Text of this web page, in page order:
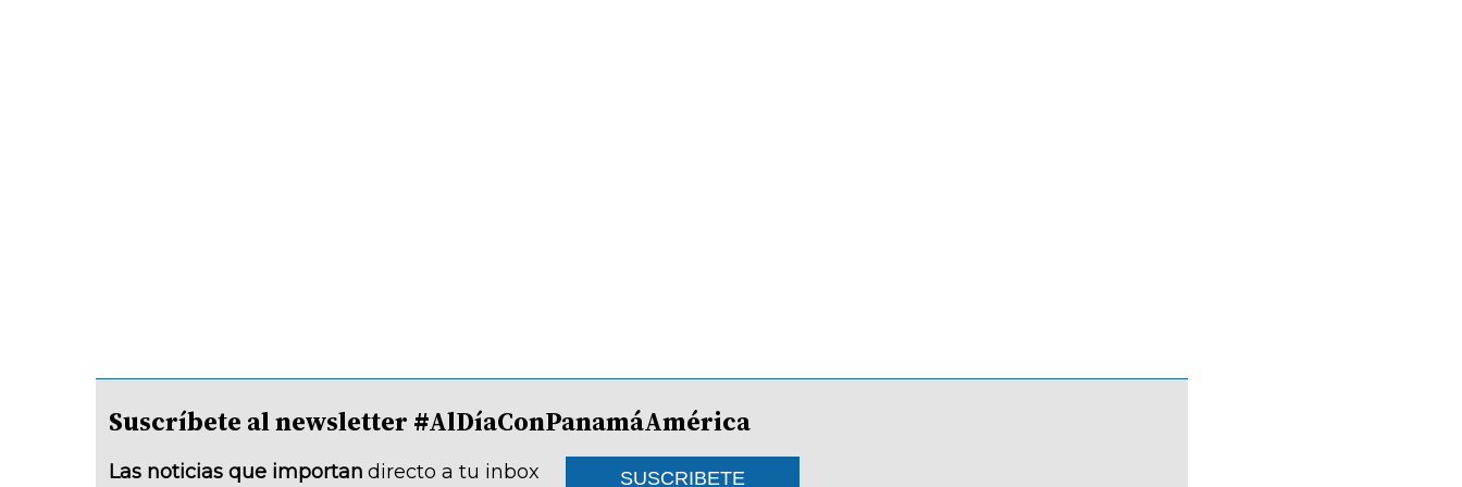
Suscríbete al newsletter #AlDíaConPanamáAmérica
Las noticias que importan directo a tu inbox SUSCRIBETE